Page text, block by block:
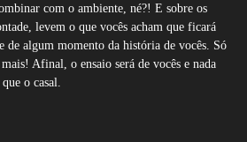
com o ambiente, né?! E sobre os
levem o que vocês acham que ficará
de algum momento da história de vocês. Só
Afinal, o ensaio será de vocês e nada
o casal.